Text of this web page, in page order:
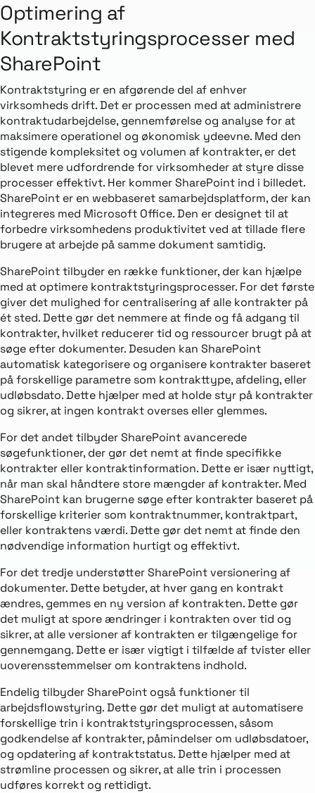
Optimering af
Kontraktstyringsprocesser med
SharePoint
Kontraktstyring er en afgørende del af enhver
virksomheds drift. Det er processen med at administrere
kontraktudarbejdelse, gennemførelse og analyse for at
maksimere operationel og økonomisk ydeevne. Med den
stigende kompleksitet og volumen af kontrakter, er det
blevet mere udfordrende for virksomheder at styre disse
processer effektivt. Her kommer SharePoint ind i billedet.
SharePoint er en webbaseret samarbejdsplatform, der kan
integreres med Microsoft Office. Den er designet til at
forbedre virksomhedens produktivitet ved at tillade flere
brugere at arbejde på samme dokument samtidig.
SharePoint tilbyder en række funktioner, der kan hjælpe
med at optimere kontraktstyringsprocesser. For det første
giver det mulighed for centralisering af alle kontrakter på
ét sted. Dette gør det nemmere at finde og få adgang til
kontrakter, hvilket reducerer tid og ressourcer brugt på at
søge efter dokumenter. Desuden kan SharePoint
automatisk kategorisere og organisere kontrakter baseret
på forskellige parametre som kontrakttype, afdeling, eller
udløbsdato. Dette hjælper med at holde styr på kontrakter
og sikrer, at ingen kontrakt overses eller glemmes.
For det andet tilbyder SharePoint avancerede
søgefunktioner, der gør det nemt at finde specifikke
kontrakter eller kontraktinformation. Dette er især nyttigt,
når man skal håndtere store mængder af kontrakter. Med
SharePoint kan brugerne søge efter kontrakter baseret på
forskellige kriterier som kontraktnummer, kontraktpart,
eller kontraktens værdi. Dette gør det nemt at finde den
nødvendige information hurtigt og effektivt.
For det tredje understøtter SharePoint versionering af
dokumenter. Dette betyder, at hver gang en kontrakt
ændres, gemmes en ny version af kontrakten. Dette gør
det muligt at spore ændringer i kontrakten over tid og
sikrer, at alle versioner af kontrakten er tilgængelige for
gennemgang. Dette er især vigtigt i tilfælde af tvister eller
uoverensstemmelser om kontraktens indhold.
Endelig tilbyder SharePoint også funktioner til
arbejdsflowstyring. Dette gør det muligt at automatisere
forskellige trin i kontraktstyringsprocessen, såsom
godkendelse af kontrakter, påmindelser om udløbsdatoer,
og opdatering af kontraktstatus. Dette hjælper med at
strømline processen og sikrer, at alle trin i processen
udføres korrekt og rettidigt.